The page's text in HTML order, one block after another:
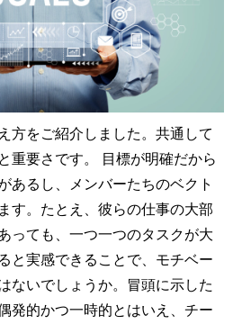
方をご紹介しました。共通して
重要さです。 目標が明確だから
あるし、メンバーたちのベクト
す。たとえ、彼らの仕事の大部
っても、一つ一つのタスクが大
と実感できることで、モチベー
ないでしょうか。冒頭に示した
発的かつ一時的とはいえ、チー